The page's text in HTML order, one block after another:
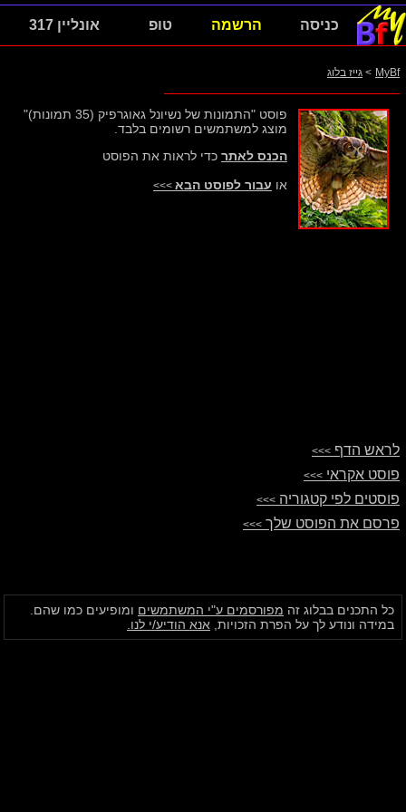
כניסה הרשמה טופ אונליין 317
MyBf
> גייז בלוג
פוסט "התמונות של נשיונל גאוגרפיק (35 תמונות)"
מוצג למשתמשים רשומים בלבד.
הכנס לאתר כדי לראות את הפוסט
או עבור לפוסט הבא >>>
לראש הדף >>>
פוסט אקראי >>>
פוסטים לפי קטגוריה >>>
פרסם את הפוסט שלך >>>
כל התכנים בבלוג זה מפורסמים ע"י המשתמשים ומופיעים כמו שהם.
במידה ונודע לך על הפרת הזכויות, אנא הודיע/י לנו.